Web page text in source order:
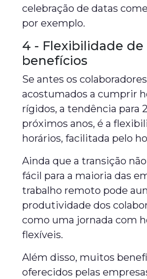
celebração de datas
por exemplo.
4 - Flexibilidade de
benefícios
Se antes os
acostumados a cumprir
rígidos, a tendência para
próximos anos, é a
horários, facilitada pelo
Ainda que a transição
fácil para a maioria das
trabalho remoto pode
produtividade dos
como uma jornada com
flexíveis.
Além disso, muitos
oferecidos pelas